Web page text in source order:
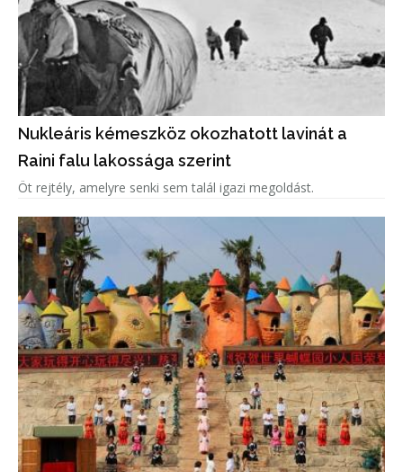
Nukleáris kémeszköz okozhatott lavinát a
Raini falu lakossága szerint
Öt rejtély, amelyre senki sem talál igazi megoldást.